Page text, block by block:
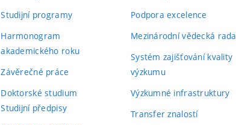
Studijní programy
Harmonogram
akademického roku
Závěrečné práce
Doktorské studium
Studijní předpisy
Podpora excelence
Mezinárodní vědecká rada
Systém zajišťování kvality
výzkumu
Výzkumné infrastruktury
Transfer znalostí